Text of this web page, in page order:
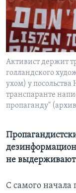
Learning English
СОЦИАЛЬНЫЕ СЕТИ
Языки
Активист держит
голландского
ухом) у
транспаранте
пропаганду"
не
С самого